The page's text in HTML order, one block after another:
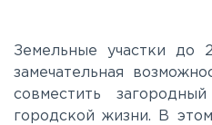
Калужское
Каширское
Земельные участки
замечательная
совместить
городской жизни. В